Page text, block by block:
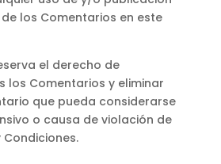
los Comentarios en este
el derecho de
los Comentarios y eliminar
que pueda considerarse
o causa de violación de